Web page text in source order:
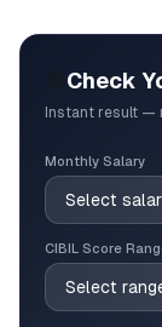
Check
Instant result —
Monthly Salary
CIBIL Score